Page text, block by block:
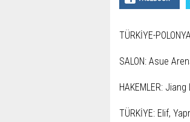
TÜRKİYE-
SALON: Asue
HAKEMLER:
TÜRKİYE: Elif,